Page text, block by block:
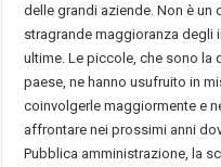
delle grandi aziende. Non è un
stragrande maggioranza degli
ultime. Le piccole, che sono la
paese, ne hanno usufruito in
coinvolgerle maggiormente e
affrontare nei prossimi anni
Pubblica amministrazione, la